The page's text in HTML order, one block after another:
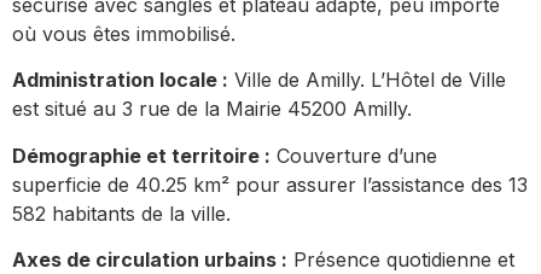
où vous êtes immobilisé.
Administration locale : Ville de Amilly. L’Hôtel de Ville
est situé au 3 rue de la Mairie 45200 Amilly.
Démographie et territoire : Couverture d’une
superficie de 40.25 km² pour assurer l’assistance des 13
582 habitants de la ville.
Axes de circulation urbains : Présence quotidienne et